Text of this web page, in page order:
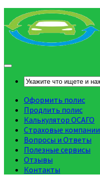
Оформить полис
Продлить полис
Калькулятор ОСАГО
Страховые компании
Вопросы и Ответы
Полезные сервисы
Отзывы
Контакты